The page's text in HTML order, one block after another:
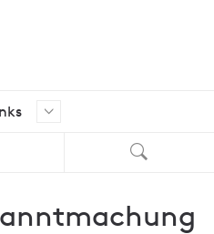
Stellenangebote der FH
Münster